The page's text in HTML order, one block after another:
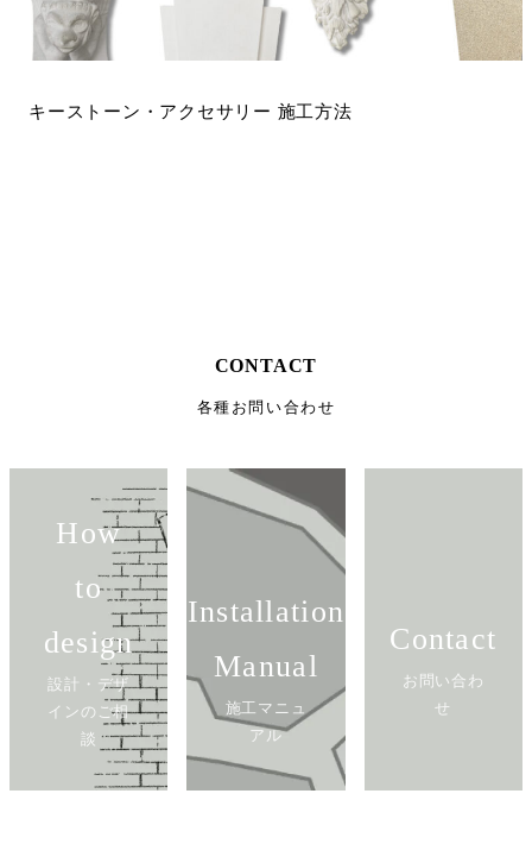
キーストーン・アクセサリー 施工方法
CONTACT
各種お問い合わせ
How
to
design
設計・デザ
インのご相
談
Installation
Manual
施工マニュ
アル
Contact
お問い合わ
せ